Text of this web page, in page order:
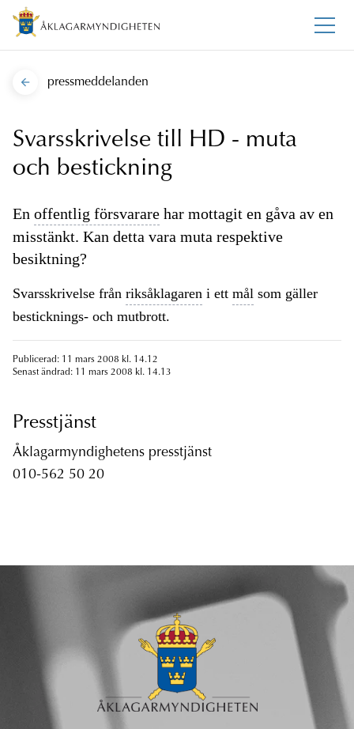
pressmeddelanden
Svarsskrivelse till HD - muta
och bestickning
En offentlig försvarare har mottagit en gåva av en
misstänkt. Kan detta vara muta respektive
besiktning?
Svarsskrivelse från riksåklagaren i ett mål som gäller
besticknings- och mutbrott.
Publicerad: 11 mars 2008 kl. 14.12
Senast ändrad: 11 mars 2008 kl. 14.13
Presstjänst
Åklagarmyndighetens presstjänst
010-562 50 20